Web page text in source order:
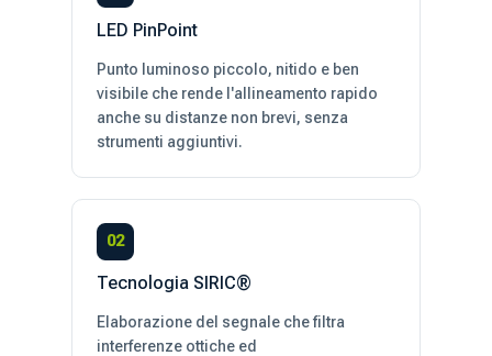
LED PinPoint
Punto luminoso piccolo, nitido e ben
visibile che rende l'allineamento rapido
anche su distanze non brevi, senza
strumenti aggiuntivi.
02
Tecnologia SIRIC®
Elaborazione del segnale che filtra
interferenze ottiche ed